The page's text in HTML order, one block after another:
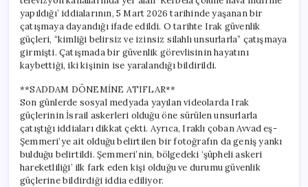
yapıldığı’ iddialarının, 5 Mart 2026 tarihinde yaşanan bir
çatışmaya dayandığı ifade edildi. O tarihte Irak güvenlik
güçleri, “kimliği belirsiz ve izinsiz silahlı unsurlarla” çatışmaya
girmişti. Çatışmada bir güvenlik görevlisinin hayatını
kaybettiği, iki kişinin ise yaralandığı bildirildi.
**SADDAM DÖNEMİNE ATIFLAR**
Son günlerde sosyal medyada yayılan videolarda Irak
güçlerinin İsrail askerleri olduğu öne sürülen unsurlarla
çatıştığı iddiaları dikkat çekti. Ayrıca, Iraklı çoban Avvad eş-
Şemmeri’ye ait olduğu belirtilen bir fotoğrafın da geniş yankı
bulduğu belirtildi. Şemmeri’nin, bölgedeki ‘şüpheli askeri
hareketliliği’ ilk fark eden kişi olduğu ve durumu güvenlik
güçlerine bildirdiği iddia ediliyor.